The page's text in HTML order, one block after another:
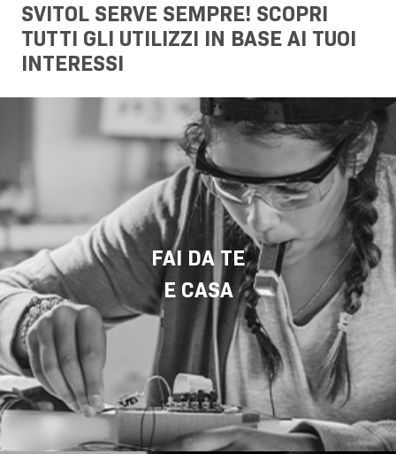
SVITOL SERVE SEMPRE! SCOPRI
TUTTI GLI UTILIZZI IN BASE AI TUOI
INTERESSI
FAI DA TE
E CASA